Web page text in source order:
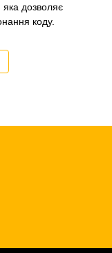
дозволяє
коду.